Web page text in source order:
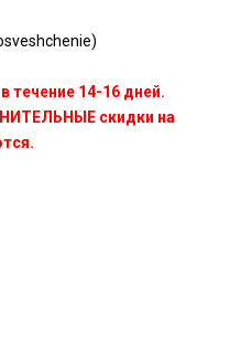
течение 14-16 дней.
скидки на